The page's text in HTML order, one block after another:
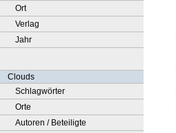
Ort
Verlag
Jahr
Clouds
Schlagwörter
Orte
Autoren / Beteiligte